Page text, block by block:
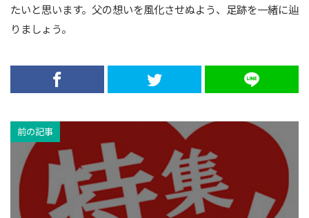
たいと思います。父の想いを風化させぬよう、足跡を一緒に辿
りましょう。
前の記事